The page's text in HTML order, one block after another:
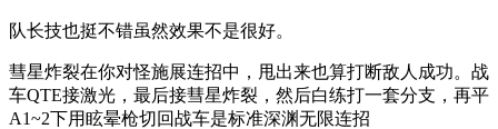
队长技也挺不错虽然效果不是很好。
彗星炸裂在你对怪施展连招中，甩出来也算打断敌人成功。战
车QTE接激光，最后接彗星炸裂，然后白练打一套分支，再平
A1~2下用眩晕枪切回战车是标准深渊无限连招